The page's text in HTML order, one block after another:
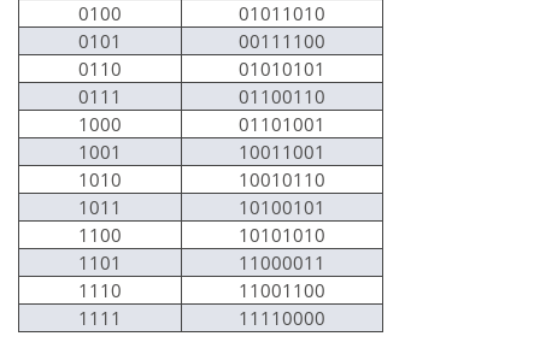
0100
01011010
0101
00111100
0110
01010101
0111
01100110
1000
01101001
1001
10011001
1010
10010110
1011
10100101
1100
10101010
1101
11000011
1110
11001100
1111
11110000